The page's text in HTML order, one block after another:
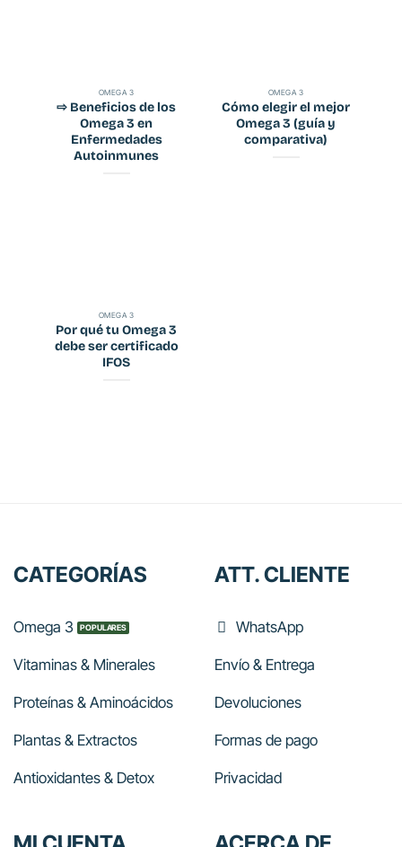
OMEGA 3
⇨ Beneficios de los
Omega 3 en
Enfermedades
Autoinmunes
OMEGA 3
Cómo elegir el mejor
Omega 3 (guía y
comparativa)
OMEGA 3
Por qué tu Omega 3
debe ser certificado
IFOS
CATEGORÍAS
Omega 3
Vitaminas & Minerales
Proteínas & Aminoácidos
Plantas & Extractos
Antioxidantes & Detox
ATT. CLIENTE
WhatsApp
Envío & Entrega
Devoluciones
Formas de pago
Privacidad